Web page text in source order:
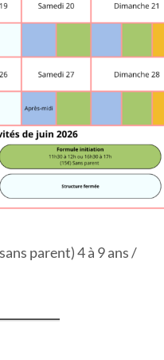
parent) 4 à 9 ans /